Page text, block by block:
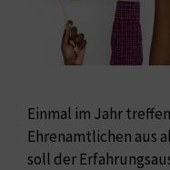
Einmal im Jahr
Ehrenamtlichen aus
soll der